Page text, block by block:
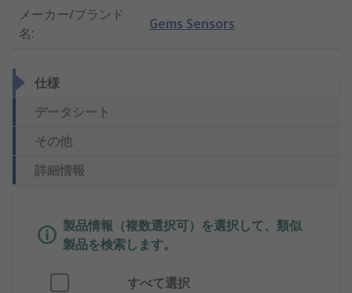
メーカー/ブランド
名:
Gems Sensors
仕様
データシート
その他
詳細情報
製品情報（複数選択可）を選択して、類似
製品を検索します。
すべて選択